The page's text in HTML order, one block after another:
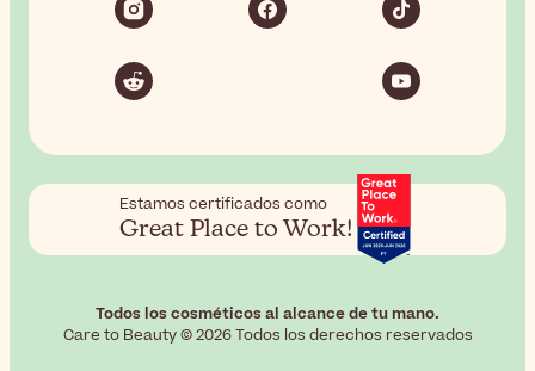
Estamos certificados como
Great Place to Work!
Todos los cosméticos al alcance de tu mano.
Care to Beauty © 2026 Todos los derechos reservados